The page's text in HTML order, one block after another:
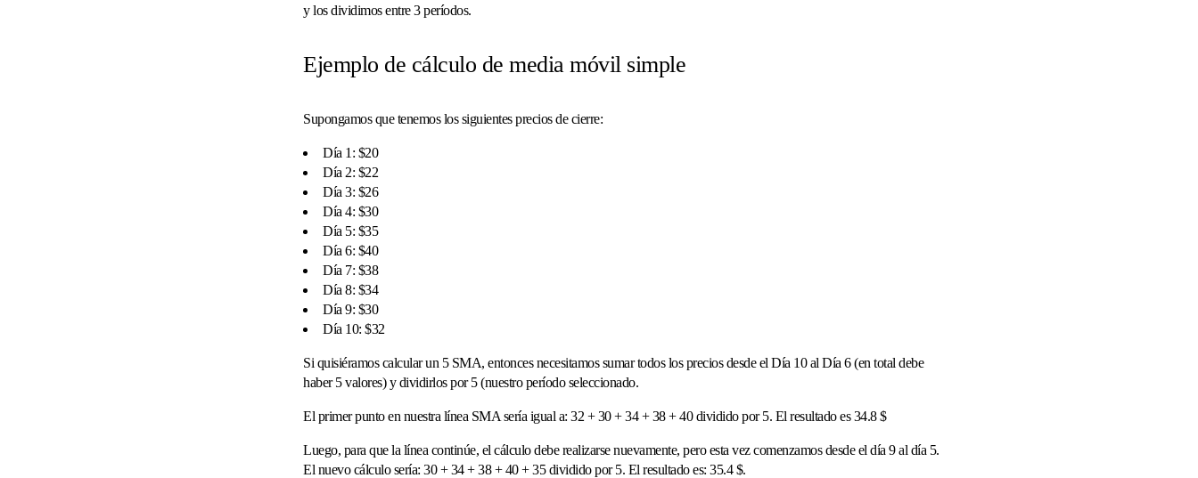
y los dividimos entre 3 períodos.
Ejemplo de cálculo de media móvil simple
Supongamos que tenemos los siguientes precios de cierre:
Día 1: $20
Día 2: $22
Día 3: $26
Día 4: $30
Día 5: $35
Día 6: $40
Día 7: $38
Día 8: $34
Día 9: $30
Día 10: $32
Si quisiéramos calcular un 5 SMA, entonces necesitamos sumar todos los precios desde el Día 10 al Día 6 (en total debe
haber 5 valores) y dividirlos por 5 (nuestro período seleccionado.
El primer punto en nuestra línea SMA sería igual a: 32 + 30 + 34 + 38 + 40 dividido por 5. El resultado es 34.8 $
Luego, para que la línea continúe, el cálculo debe realizarse nuevamente, pero esta vez comenzamos desde el día 9 al día 5.
El nuevo cálculo sería: 30 + 34 + 38 + 40 + 35 dividido por 5. El resultado es: 35.4 $.